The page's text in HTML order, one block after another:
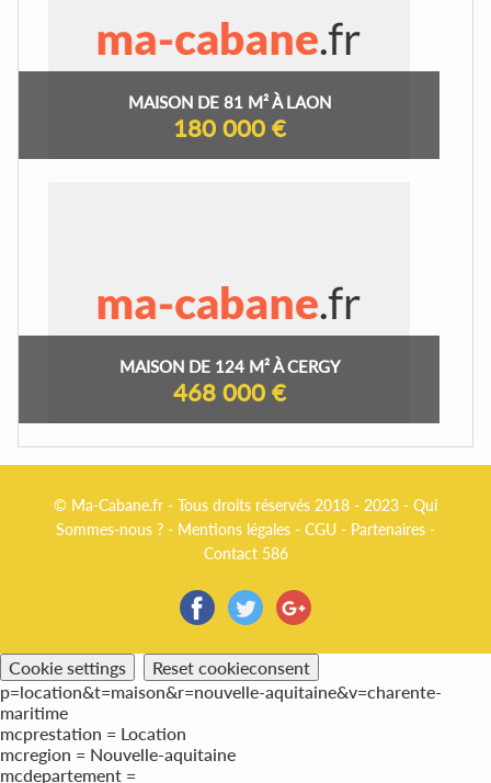
MAISON DE 81 M² À LAON
180 000 €
MAISON DE 124 M² À CERGY
468 000 €
© Ma-Cabane.fr - Tous droits réservés 2018 - 2023 - Qui
Sommes-nous ? - Mentions légales - CGU - Partenaires -
Contact 586
Cookie settings
Reset cookieconsent
p=location&t=maison&r=nouvelle-aquitaine&v=charente-
maritime
mcprestation = Location
mcregion = Nouvelle-aquitaine
mcdepartement =